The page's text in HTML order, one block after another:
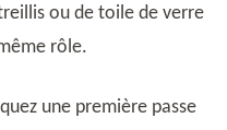
ou de toile de verre
rôle.
une première passe